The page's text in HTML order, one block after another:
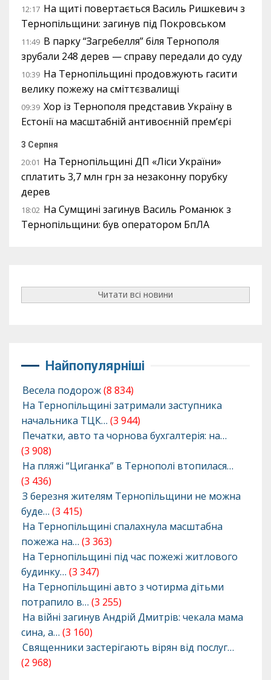
12:17 На щиті повертається Василь Ришкевич з
Тернопільщини: загинув під Покровськом
11:49 В парку “Загребелля” біля Тернополя
зрубали 248 дерев — справу передали до суду
10:39 На Тернопільщині продовжують гасити
велику пожежу на сміттєзвалищі
09:39 Хор із Тернополя представив Україну в
Естонії на масштабній антивоєнній прем’єрі
3 Серпня
20:01 На Тернопільщині ДП «Ліси України»
сплатить 3,7 млн грн за незаконну порубку
дерев
18:02 На Сумщині загинув Василь Романюк з
Тернопільщини: був оператором БпЛА
Читати всі новини
Найпопулярніші
Весела подорож(8 834)
На Тернопільщині затримали заступника
начальника ТЦК… (3 944)
Печатки, авто та чорнова бухгалтерія: на…
(3 908)
На пляжі “Циганка” в Тернополі втопилася…
(3 436)
З березня жителям Тернопільщини не можна
буде… (3 415)
На Тернопільщині спалахнула масштабна
пожежа на… (3 363)
На Тернопільщині під час пожежі житлового
будинку… (3 347)
На Тернопільщині авто з чотирма дітьми
потрапило в… (3 255)
На війні загинув Андрій Дмитрів: чекала мама
сина, а… (3 160)
Священники застерігають вірян від послуг…
(2 968)